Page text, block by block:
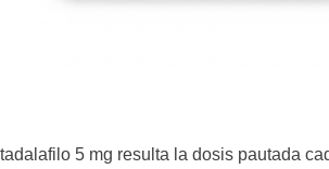
tadalafilo 5 mg resulta la dosis pautada